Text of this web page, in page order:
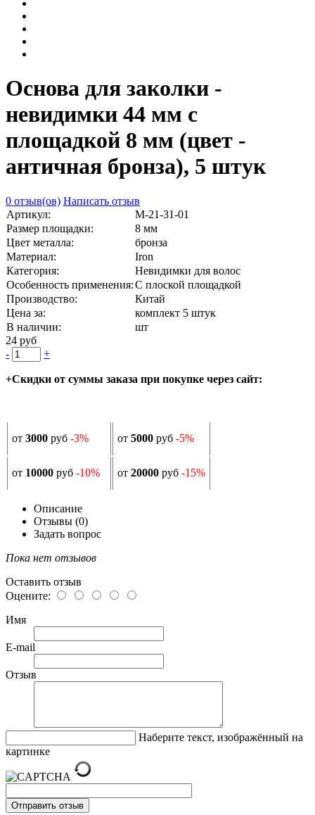
Основа для заколки -
невидимки 44 мм с
площадкой 8 мм (цвет -
античная бронза), 5 штук
0 отзыв(ов) Написать отзыв
Артикул:
М-21-31-01
Размер площадки:
8 мм
Цвет металла:
бронза
Материал:
Iron
Категория:
Невидимки для волос
Особенность применения:С плоской площадкой
Производство:
Китай
Цена за:
комплект 5 штук
В наличии:
шт
24 руб
-
+
+Скидки от суммы заказа при покупке через сайт:
от 3000 руб -3% от 5000 руб -5%
от 10000 руб -10% от 20000 руб -15%
Описание
Отзывы (0)
Задать вопрос
Пока нет отзывов
Оставить отзыв
Оцените:
Имя
E-mail
Отзыв
Наберите текст, изображённый на
картинке